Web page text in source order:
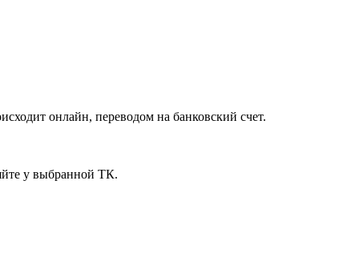
онлайн, переводом на банковский счет.
у выбранной ТК.